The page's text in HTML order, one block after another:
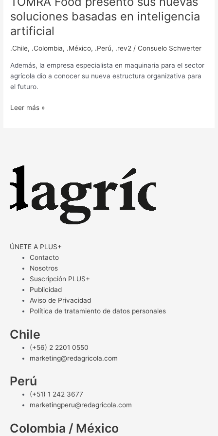
soluciones basadas en inteligencia
artificial
.Chile, .Colombia, .México, .Perú, .rev2 / Consuelo Schwerter
Además, la empresa especialista en maquinaria para el sector
agrícola dio a conocer su nueva estructura organizativa para
el futuro.
Leer más »
ÚNETE A PLUS+
Contacto
Nosotros
Suscripción PLUS+
Publicidad
Aviso de Privacidad
Política de tratamiento de datos personales
Chile
(+56) 2 2201 0550
marketing@redagricola.com
Perú
(+51) 1 242 3677
marketingperu@redagricola.com
Colombia / México